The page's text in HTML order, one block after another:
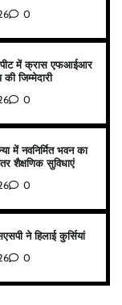
0
में क्रास एफआईआर
जिम्मेदारी
0
में नवनिर्मित भवन का
शैक्षणिक सुविधाएं
0
ने हिलाई कुर्सियां
0